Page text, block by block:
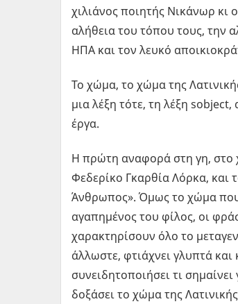
χιλιάνος ποιητής Νικάνωρ κι
αλήθεια του τόπου τους, την
ΗΠΑ και τον λευκό
Το χώμα, το χώμα της
μια λέξη τότε, τη λέξη
έργα.
Η πρώτη αναφορά στη γη, στο
Φεδερίκο Γκαρθία Λόρκα, και
Άνθρωπος». Όμως το χώμα που
αγαπημένος του φίλος, οι
χαρακτηρίσουν όλο το
άλλωστε, φτιάχνει γλυπτά
συνειδητοποιήσει τι
δοξάσει το χώμα της